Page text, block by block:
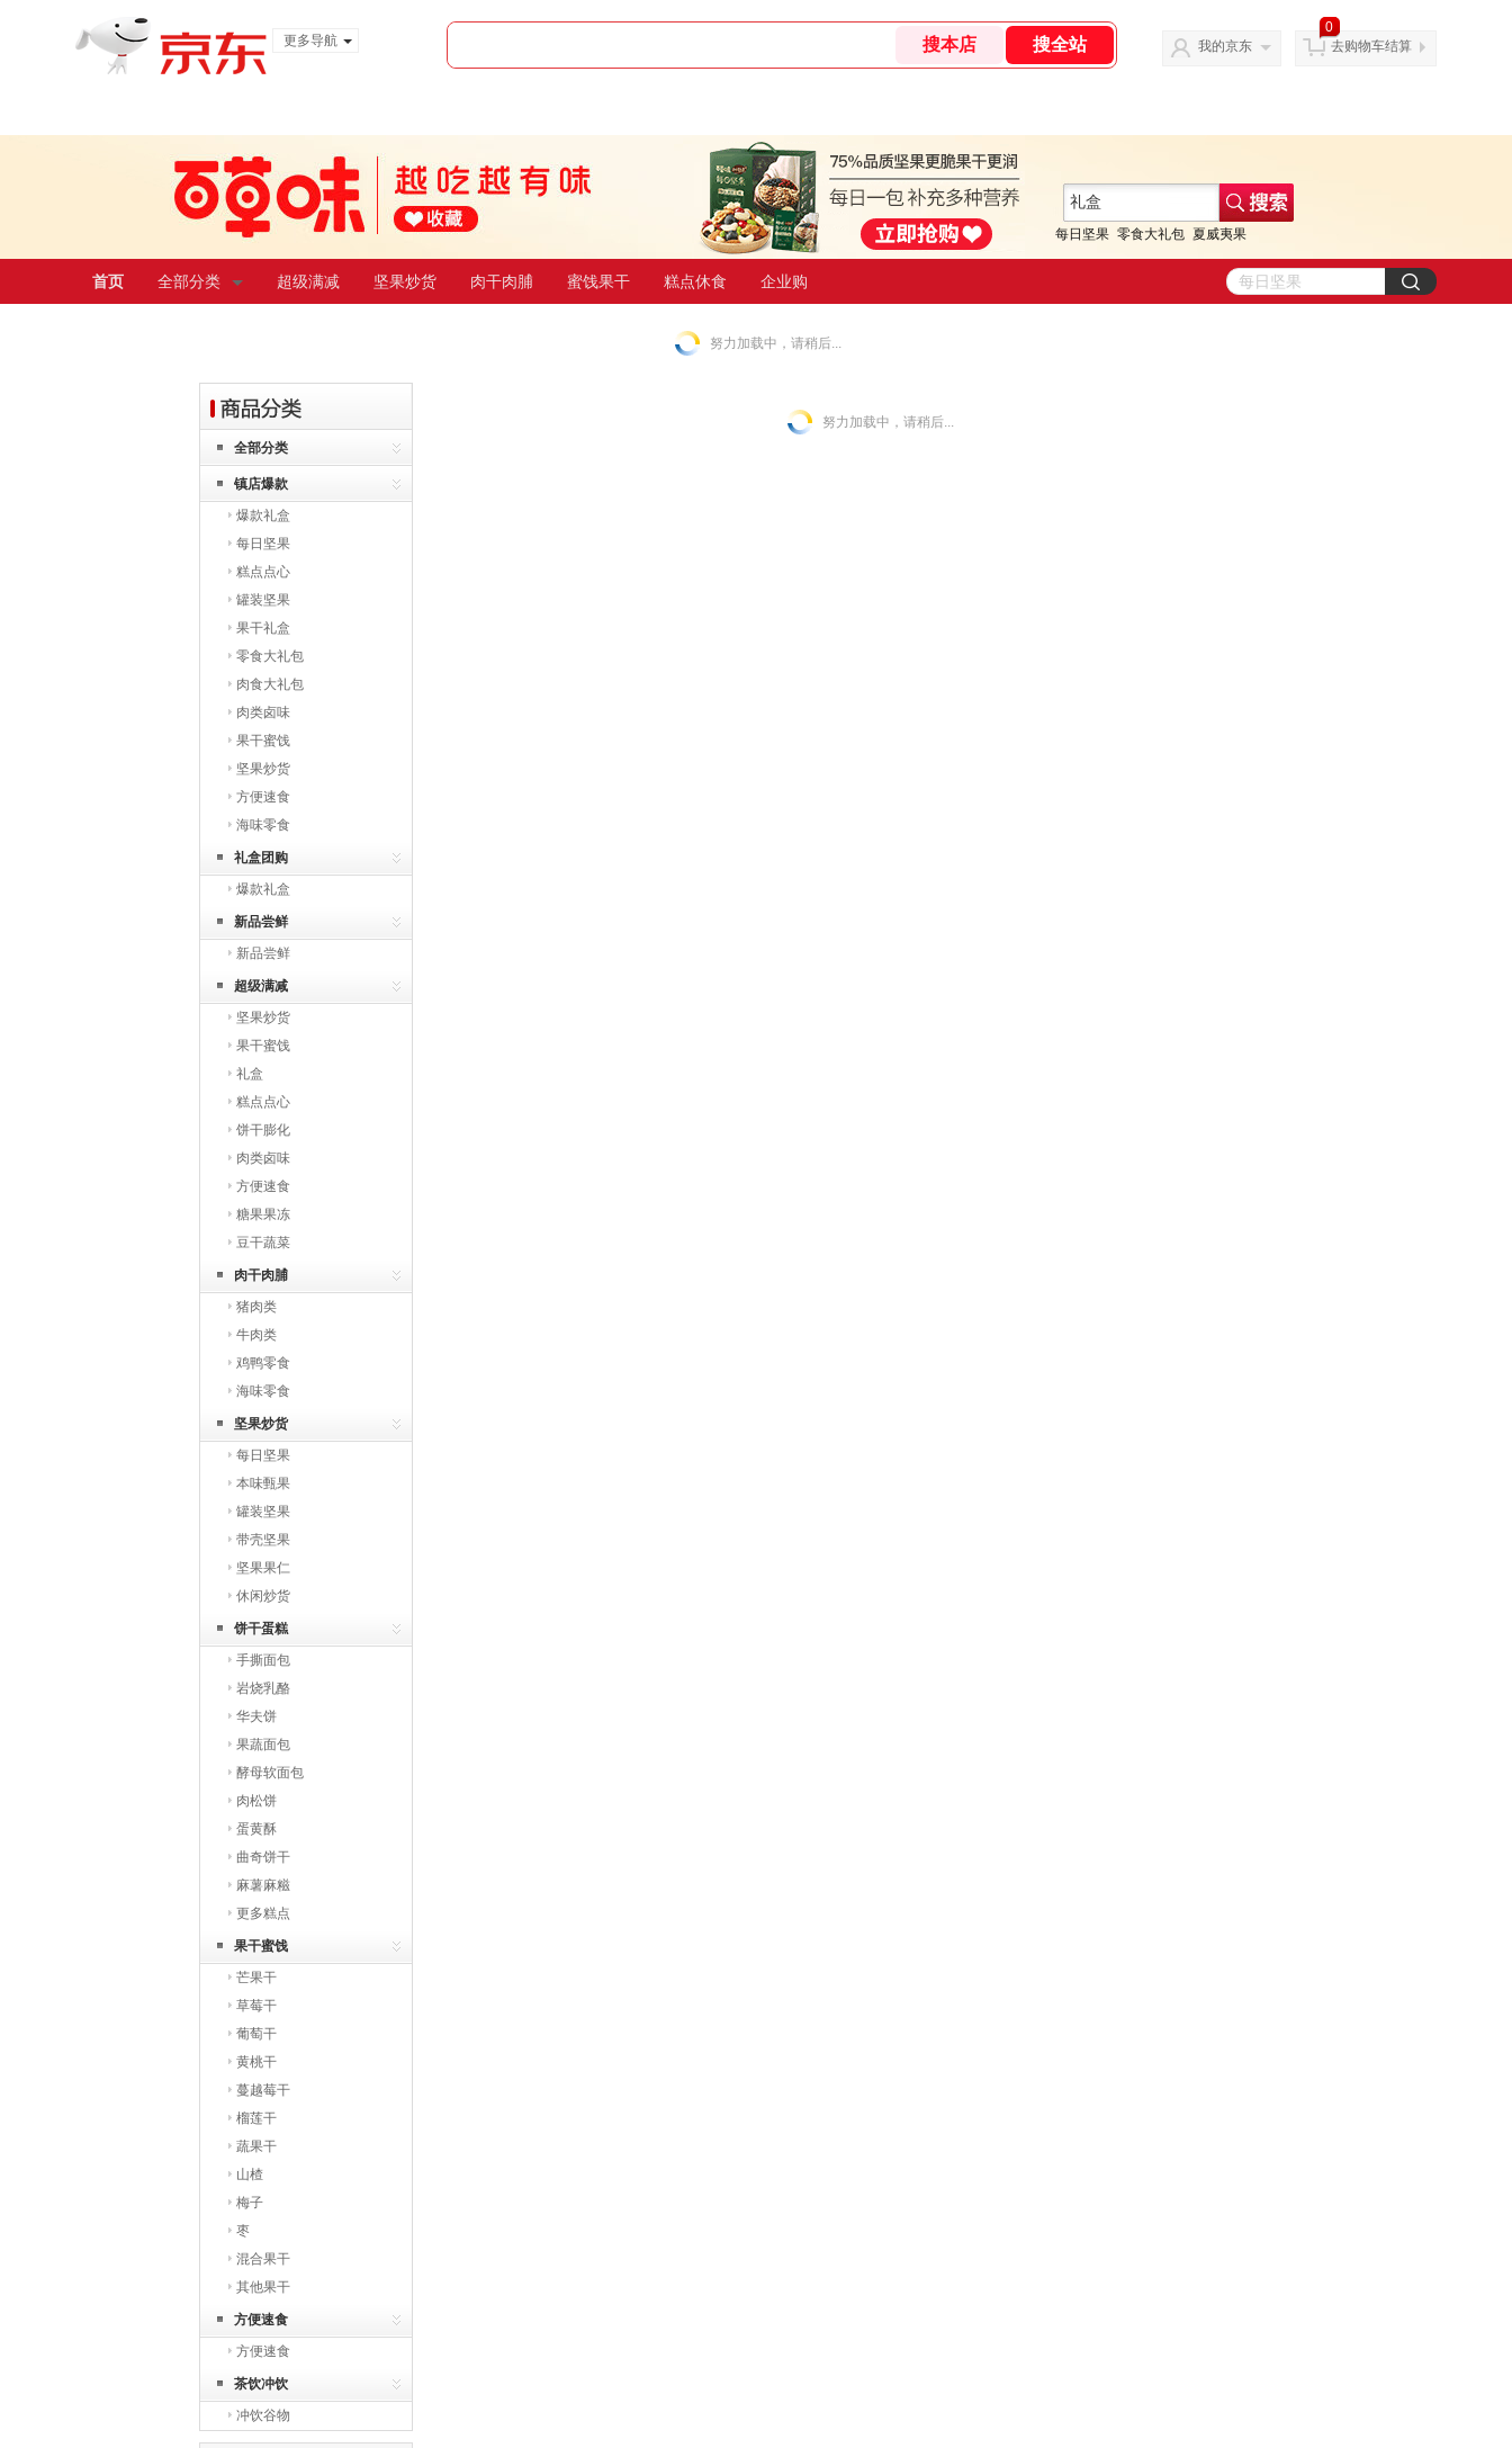
更多导航
我的京东
0
去购物车结算
每日坚果 零食大礼包 夏威夷果
首页 全部分类 超级满减 坚果炒货 肉干肉脯 蜜饯果干 糕点休食 企业购
努力加载中，请稍后...
全部分类
镇店爆款
爆款礼盒
每日坚果
糕点点心
罐装坚果
果干礼盒
零食大礼包
肉食大礼包
肉类卤味
果干蜜饯
坚果炒货
方便速食
海味零食
礼盒团购
爆款礼盒
新品尝鲜
新品尝鲜
超级满减
坚果炒货
果干蜜饯
礼盒
糕点点心
饼干膨化
肉类卤味
方便速食
糖果果冻
豆干蔬菜
肉干肉脯
猪肉类
牛肉类
鸡鸭零食
海味零食
坚果炒货
每日坚果
本味甄果
罐装坚果
带壳坚果
坚果果仁
休闲炒货
饼干蛋糕
手撕面包
岩烧乳酪
华夫饼
果蔬面包
酵母软面包
肉松饼
蛋黄酥
曲奇饼干
麻薯麻糍
更多糕点
果干蜜饯
芒果干
草莓干
葡萄干
黄桃干
蔓越莓干
榴莲干
蔬果干
山楂
梅子
枣
混合果干
其他果干
方便速食
方便速食
茶饮冲饮
冲饮谷物
努力加载中，请稍后...